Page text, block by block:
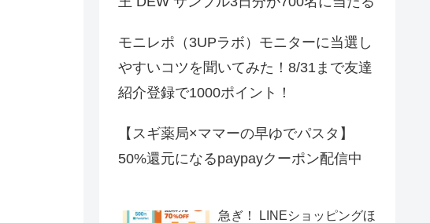
モニレポ（3UPラボ）モニターに当選し
やすいコツを聞いてみた！8/31まで友達
紹介登録で1000ポイント！
【スギ薬局×ママーの早ゆでパスタ】
50%還元になるpaypayクーポン配信中
急ぎ！ LINEショッピングほ